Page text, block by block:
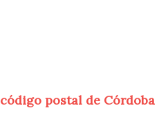
código postal de Córdoba